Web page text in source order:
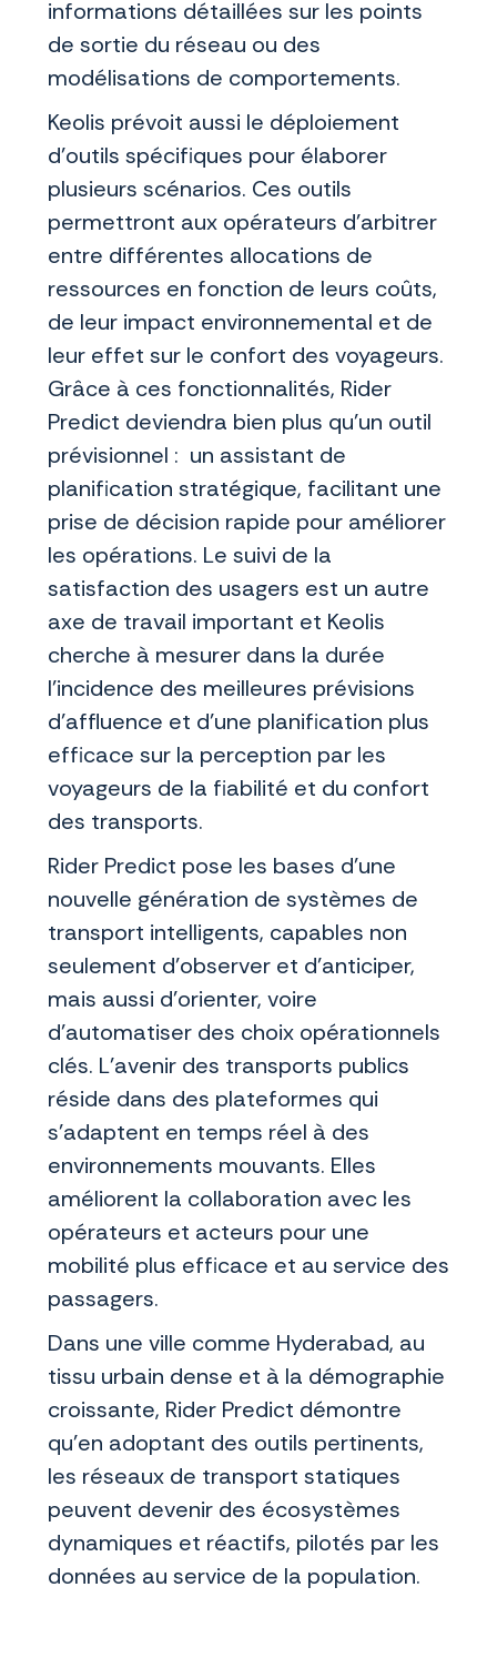
informations détaillées sur les points
de sortie du réseau ou des
modélisations de comportements.
Keolis prévoit aussi le déploiement
d’outils spécifiques pour élaborer
plusieurs scénarios. Ces outils
permettront aux opérateurs d’arbitrer
entre différentes allocations de
ressources en fonction de leurs coûts,
de leur impact environnemental et de
leur effet sur le confort des voyageurs.
Grâce à ces fonctionnalités, Rider
Predict deviendra bien plus qu’un outil
prévisionnel : un assistant de
planification stratégique, facilitant une
prise de décision rapide pour améliorer
les opérations. Le suivi de la
satisfaction des usagers est un autre
axe de travail important et Keolis
cherche à mesurer dans la durée
l’incidence des meilleures prévisions
d’affluence et d’une planification plus
efficace sur la perception par les
voyageurs de la fiabilité et du confort
des transports.
Rider Predict pose les bases d’une
nouvelle génération de systèmes de
transport intelligents, capables non
seulement d’observer et d’anticiper,
mais aussi d’orienter, voire
d’automatiser des choix opérationnels
clés. L’avenir des transports publics
réside dans des plateformes qui
s’adaptent en temps réel à des
environnements mouvants. Elles
améliorent la collaboration avec les
opérateurs et acteurs pour une
mobilité plus efficace et au service des
passagers.
Dans une ville comme Hyderabad, au
tissu urbain dense et à la démographie
croissante, Rider Predict démontre
qu’en adoptant des outils pertinents,
les réseaux de transport statiques
peuvent devenir des écosystèmes
dynamiques et réactifs, pilotés par les
données au service de la population.